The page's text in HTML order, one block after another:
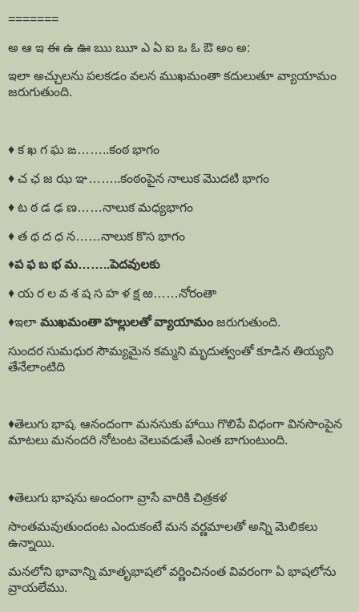
=======
అ ఆ ఇ ఈ ఉ ఊ ఋ ౠ ఎ ఏ ఐ ఒ ఓ ఔ అం అ:
ఇలా అచ్చులను పలకడం వలన ముఖమంతా కదులుతూ వ్యాయామం
జరుగుతుంది.
♦️ క ఖ గ ఘ ఙ……..కంఠ భాగం
♦️ చ ఛ జ ఝ ఞ……..కంఠంపైన నాలుక మొదటి భాగం
♦️ ట ఠ డ ఢ ణ……నాలుక మధ్యభాగం
♦️ త థ ద ధ న……నాలుక కొస భాగం
♦️ప ఫ బ భ మ……..పెదవులకు
♦️ య ర ల వ శ ష స హ ళ క్ష ఱ……నోరంతా
♦️ఇలా ముఖమంతా హల్లులతో వ్యాయామం జరుగుతుంది.
సుందర సుమధుర సౌమ్యమైన కమ్మని మృదుత్వంతో కూడిన తియ్యని
తేనేలాంటిది
♦️తెలుగు భాష. ఆనందంగా మనసుకు హాయి గొలిపే విధంగా వినసొంపైన
మాటలు మనందరి నోటంట వెలువడుతే ఎంత బాగుంటుంది.
♦️తెలుగు భాషను అందంగా వ్రాసే వారికి చిత్రకళ
సొంతమవుతుందంట ఎందుకంటే మన వర్ణమాలతో అన్ని మెలికలు
ఉన్నాయి.
మనలోని భావాన్ని మాతృభాషలో వర్ణించినంత వివరంగా ఏ భాషలోను
వ్రాయలేము.